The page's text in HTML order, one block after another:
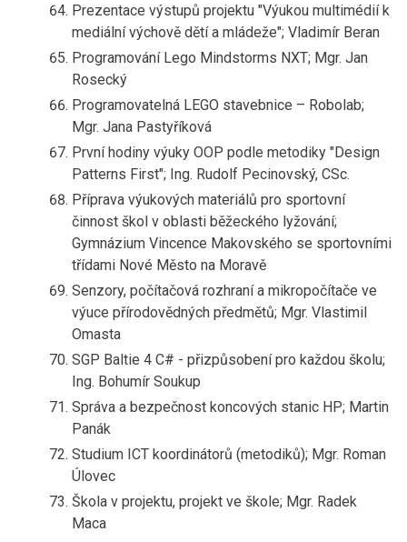
Prezentace výstupů projektu "Výukou multimédií k
mediální výchově dětí a mládeže"; Vladimír Beran
Programování Lego Mindstorms NXT; Mgr. Jan
Rosecký
Programovatelná LEGO stavebnice – Robolab;
Mgr. Jana Pastyříková
První hodiny výuky OOP podle metodiky "Design
Patterns First"; Ing. Rudolf Pecinovský, CSc.
Příprava výukových materiálů pro sportovní
činnost škol v oblasti běžeckého lyžování;
Gymnázium Vincence Makovského se sportovními
třídami Nové Město na Moravě
Senzory, počítačová rozhraní a mikropočítače ve
výuce přírodovědných předmětů; Mgr. Vlastimil
Omasta
SGP Baltie 4 C# - přizpůsobení pro každou školu;
Ing. Bohumír Soukup
Správa a bezpečnost koncových stanic HP; Martin
Panák
Studium ICT koordinátorů (metodiků); Mgr. Roman
Úlovec
Škola v projektu, projekt ve škole; Mgr. Radek
Maca